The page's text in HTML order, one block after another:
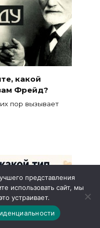
какой
Фрейд?
пор вызывает
представления
использовать сайт, мы
устраивает.